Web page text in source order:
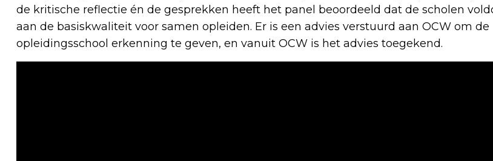
de kritische reflectie én de gesprekken heeft het panel beoordeeld dat de scholen
aan de basiskwaliteit voor samen opleiden. Er is een advies verstuurd aan OCW om de
opleidingsschool erkenning te geven, en vanuit OCW is het advies toegekend.